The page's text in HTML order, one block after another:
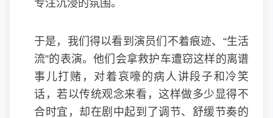
专注沉浸的氛围。
于是，我们得以看到演员们不着痕迹、“生活
流”的表演。他们会拿救护车遭窃这样的离谱
事儿打赌，对着哀嚎的病人讲段子和冷笑
话，若以传统观念来看，这样做多少显得不
合时宜，却在剧中起到了调节、舒缓节奏的